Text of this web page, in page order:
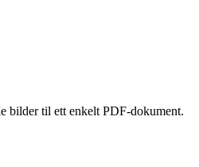
bilder til ett enkelt PDF-dokument.